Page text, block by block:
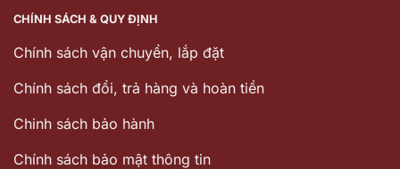
CHÍNH SÁCH & QUY ĐỊNH
Chính sách vận chuyển, lắp đặt
Chính sách đổi, trả hàng và hoàn tiền
Chinh sách bảo hành
Chính sách bảo mật thông tin